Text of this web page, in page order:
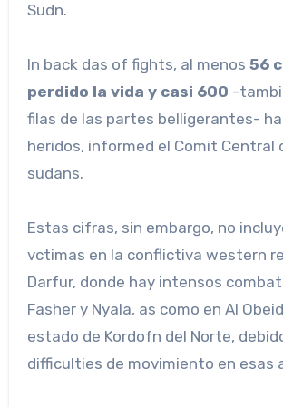
Sudn.
In back das of fights, al menos 56
perdido la vida y casi 600 -
filas de las partes belligerantes-
heridos, informed el Comit Central
sudans.
Estas cifras, sin embargo, no
vctimas en la conflictiva western
Darfur, donde hay intensos
Fasher y Nyala, as como en Al
estado de Kordofn del Norte,
difficulties de movimiento en esas